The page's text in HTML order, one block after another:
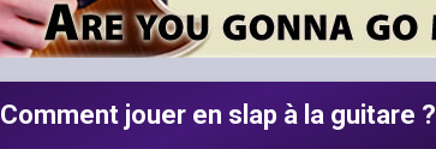
Comment jouer en slap à la guitare ?